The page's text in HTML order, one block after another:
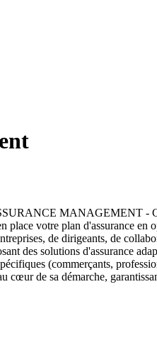
MANAGEMENT
place votre plan d'assurance
de dirigeants, de
des solutions d'assurance
(commerçants,
de sa démarche,